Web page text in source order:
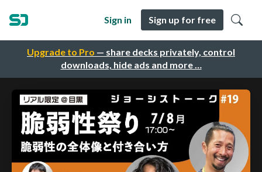
Upgrade to Pro — share decks privately, control
downloads, hide ads and more …
Sign in Sign up for free